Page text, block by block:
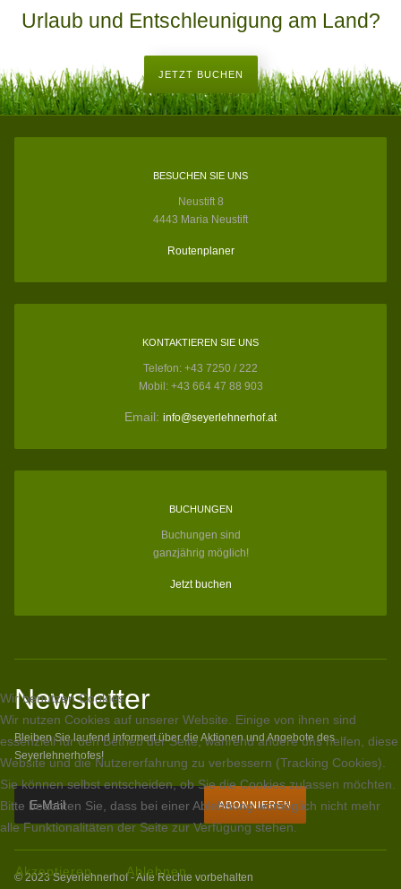
Urlaub und Entschleunigung am Land?
JETZT BUCHEN
BESUCHEN SIE UNS
Neustift 8
4443 Maria Neustift
Routenplaner
KONTAKTIEREN SIE UNS
Telefon: +43 7250 / 222
Mobil: +43 664 47 88 903
Email: info@seyerlehnerhof.at
BUCHUNGEN
Buchungen sind
ganzjährig möglich!
Jetzt buchen
Newsletter
Bleiben Sie laufend informert über die Aktionen und Angebote des
Seyerlehnerhofes!
© 2023 Seyerlehnerhof - Alle Rechte vorbehalten
Wir benutzen Cookies
Wir nutzen Cookies auf unserer Website. Einige von ihnen sind
essenziell für den Betrieb der Seite, während andere uns helfen, diese
Website und die Nutzererfahrung zu verbessern (Tracking Cookies).
Sie können selbst entscheiden, ob Sie die Cookies zulassen möchten.
Bitte beachten Sie, dass bei einer Ablehnung womöglich nicht mehr
alle Funktionalitäten der Seite zur Verfügung stehen.
Akzeptieren Ablehnen